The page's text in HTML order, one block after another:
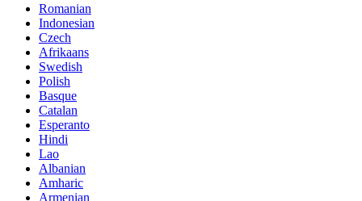
Romanian
Indonesian
Czech
Afrikaans
Swedish
Polish
Basque
Catalan
Esperanto
Hindi
Lao
Albanian
Amharic
Armenian